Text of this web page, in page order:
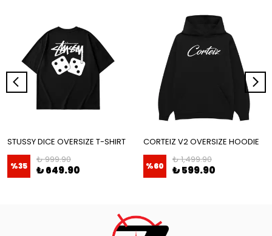
STUSSY DICE OVERSIZE T-SHIRT
%35
₺ 999.90
₺ 649.90
CORTEIZ V2 OVERSIZE HOODIE
%60
₺ 1,499.90
₺ 599.90